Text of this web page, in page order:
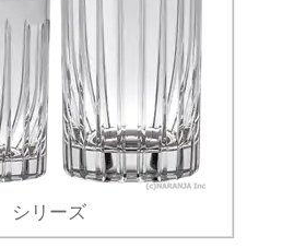
シリーズ